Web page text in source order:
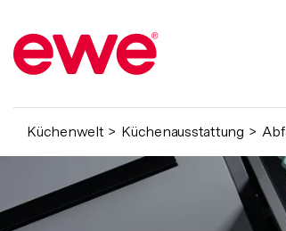
Küchenwelt Küchenausstattung